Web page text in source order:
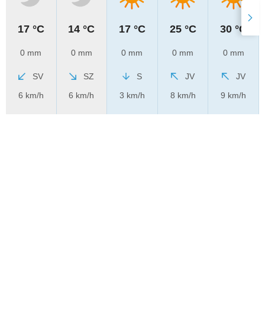
17 °C
0 mm
SV
6 km/h
14 °C
0 mm
SZ
6 km/h
17 °C
0 mm
S
3 km/h
25 °C
0 mm
JV
8 km/h
30 °C
0 mm
JV
9 km/h